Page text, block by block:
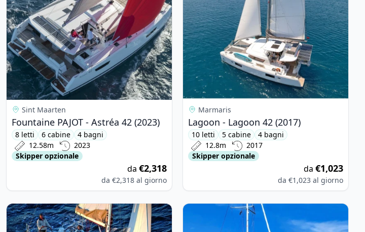
Sint Maarten
Fountaine PAJOT - Astréa 42 (2023)
8 letti 6 cabine
4 bagni
12.58m
2023
Skipper opzionale
da €2,318
da €2,318 al giorno
Marmaris
Lagoon - Lagoon 42 (2017)
10 letti 5 cabine
4 bagni
12.8m
2017
Skipper opzionale
da €1,023
da €1,023 al giorno
View details for JEanneau - Sun Odyssey 389 (2021)View details for Lagoon - Lagoon 42 (2018)